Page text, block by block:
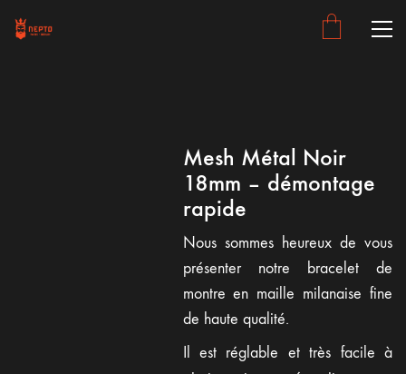
Mesh Métal Noir
18mm – démontage
rapide
Nous sommes heureux de vous
présenter notre bracelet de
montre en maille milanaise fine
de haute qualité.
Il est réglable et très facile à